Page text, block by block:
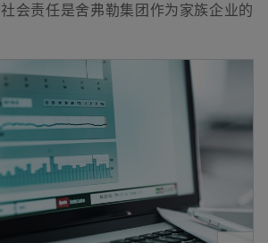
会责任是舍弗勒集团作为家族企业的